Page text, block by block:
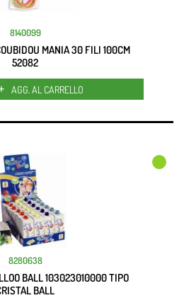
8140099
MANIA 30 FILI 100CM
52082
Quantità
AGG. AL CARRELLO
8280638
BALL 103023010000 TIPO
BALL